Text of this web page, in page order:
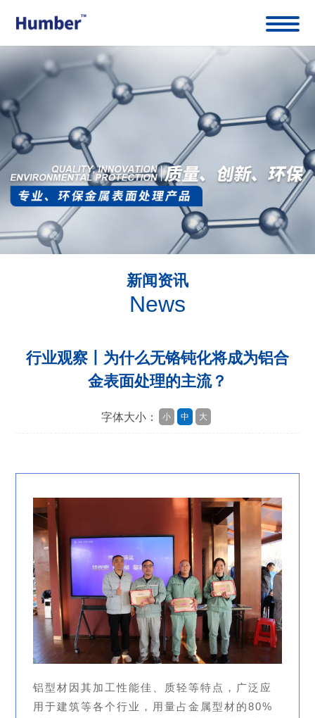
新闻资讯
News
行业观察丨为什么无铬钝化将成为铝合
金表面处理的主流？
字体大小： 小 中 大
铝型材因其加工性能佳、质轻等特点，广泛应
用于建筑等各个行业，用量占金属型材的80%